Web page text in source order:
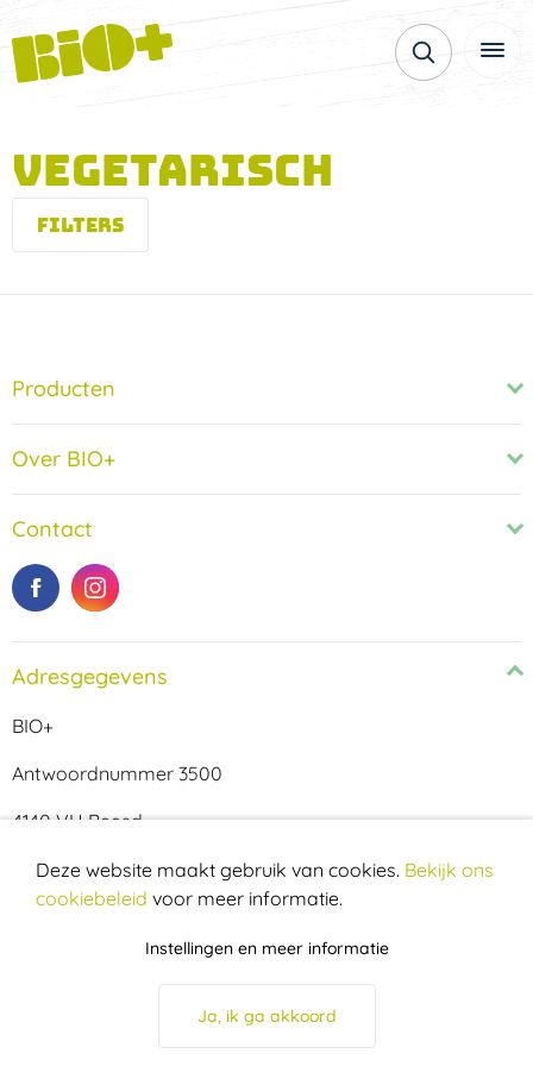
Cookie melding
Deze website maakt gebruik van cookies. Bekijk ons
cookiebeleid voor meer informatie.
Instellingen en meer informatie
Ja, ik ga akkoord
Vegetarisch
Filters
Producten
Over BIO+
Contact
Adresgegevens
BIO+
Antwoordnummer 3500
4140 VH Beesd
Privacy policy Disclaimer